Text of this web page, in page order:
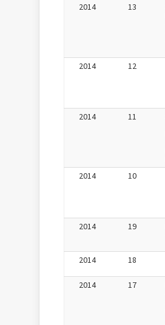
2014
13
2014
12
2014
11
2014
10
2014
19
2014
18
2014
17